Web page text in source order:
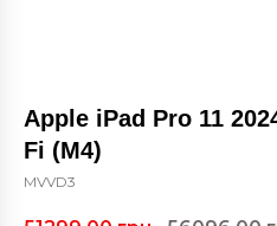
Apple iPad Pro 11
Fi (M4)
MVVD3